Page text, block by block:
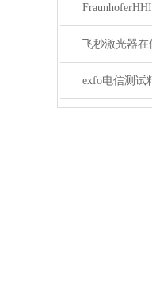
FraunhoferHHI